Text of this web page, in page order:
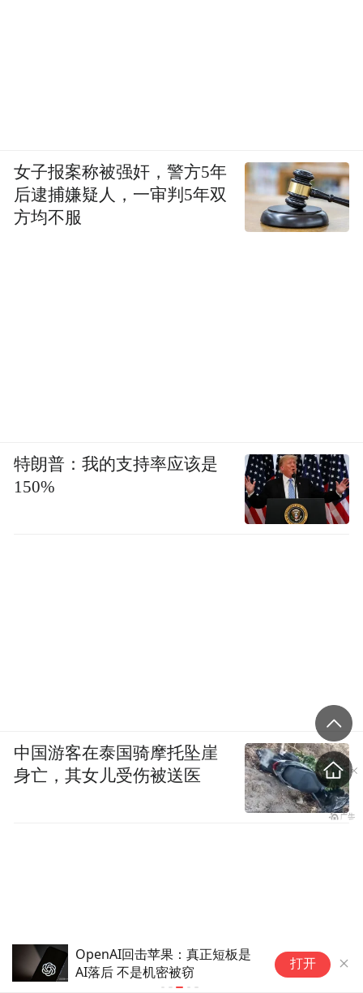
OpenAI回击苹果：真正短板是
AI落后 不是机密被窃
体
打开
女子报案称被强奸，警方5年
后逮捕嫌疑人，一审判5年双
方均不服
特朗普：我的支持率应该是
150%
中国游客在泰国骑摩托坠崖
身亡，其女儿受伤被送医